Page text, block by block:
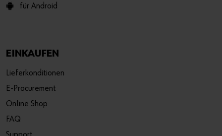
für Android
EINKAUFEN
Lieferkonditionen
E-Procurement
Online Shop
FAQ